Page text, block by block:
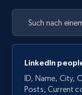
LinkedIn
ID, Name, City,
Posts, Current